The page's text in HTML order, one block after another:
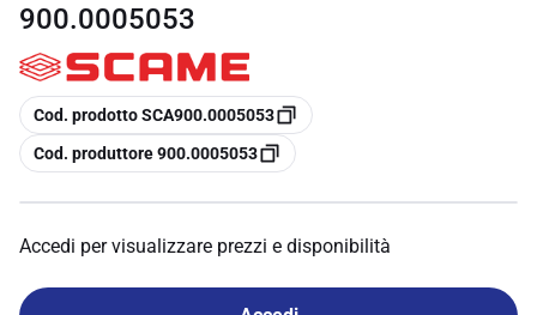
900.0005053
copia
Cod. prodotto SCA900.0005053
copia
Cod. produttore 900.0005053
Accedi per visualizzare prezzi e disponibilità